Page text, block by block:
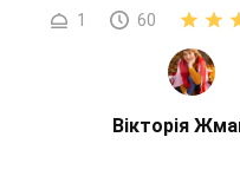
1 60
Вікторія